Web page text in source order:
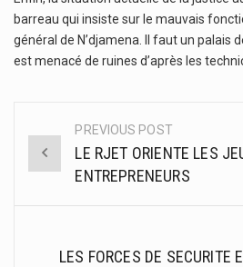
barreau qui insiste sur le mauvais
général de N’djamena. Il faut un palais
est menacé de ruines d’après les
Post
navigation
PREVIOUS POST
LE RJET ORIENTE LES
ENTREPRENEURS
LES FORCES DE SECURITE